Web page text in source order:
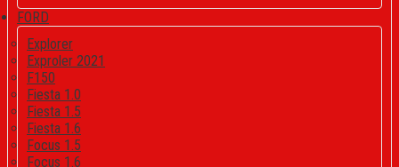
FORD
Explorer
Exproler 2021
F150
Fiesta 1.0
Fiesta 1.5
Fiesta 1.6
Focus 1.5
Focus 1.6